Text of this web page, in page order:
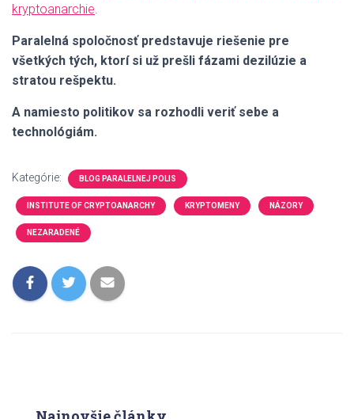
kryptoanarchie.
Paralelná spoločnosť predstavuje riešenie pre
všetkých tých, ktorí si už prešli fázami dezilúzie a
stratou rešpektu.
A namiesto politikov sa rozhodli veriť sebe a
technológiám.
Kategórie: BLOG PARALELNEJ POLIS
INSTITUTE OF CRYPTOANARCHY KRYPTOMENY NÁZORY
NEZARADENÉ